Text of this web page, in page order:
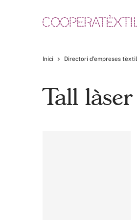
Inici Directori d’empreses
Tall